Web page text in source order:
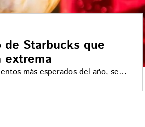
Starbucks que
extrema
más esperados del año, se